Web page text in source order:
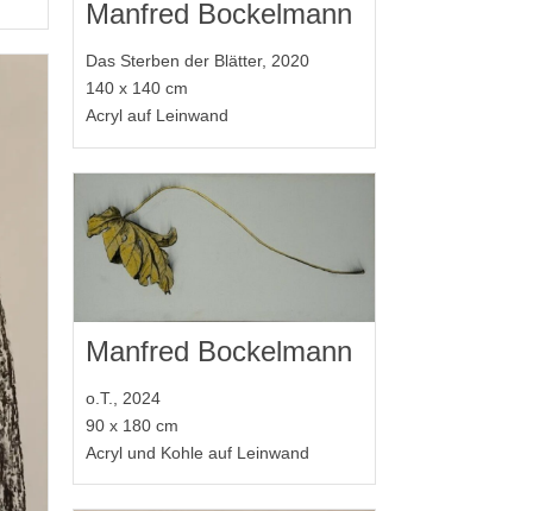
Manfred Bockelmann
Das Sterben der Blätter, 2020
140 x 140 cm
Acryl auf Leinwand
Manfred Bockelmann
o.T., 2024
90 x 180 cm
Acryl und Kohle auf Leinwand